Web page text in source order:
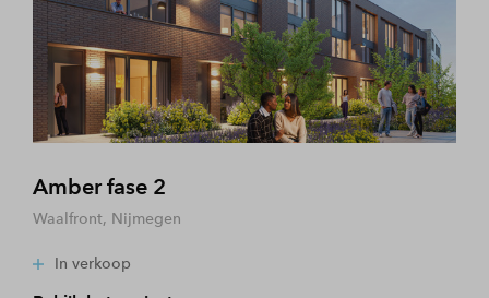
Amber fase 2
Waalfront, Nijmegen
In verkoop